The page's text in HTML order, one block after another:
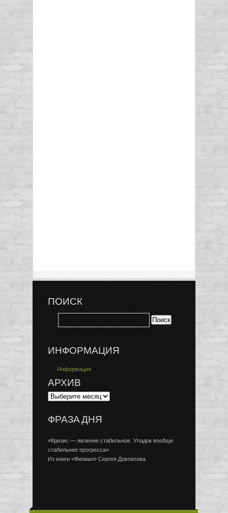
ПОИСК
ИНФОРМАЦИЯ
Информация
АРХИВ
ФРАЗА ДНЯ
«Кризис — явление стабильное. Упадок вообще
стабильнее прогресса»
Из книги «Филиал» Сергея Довлатова